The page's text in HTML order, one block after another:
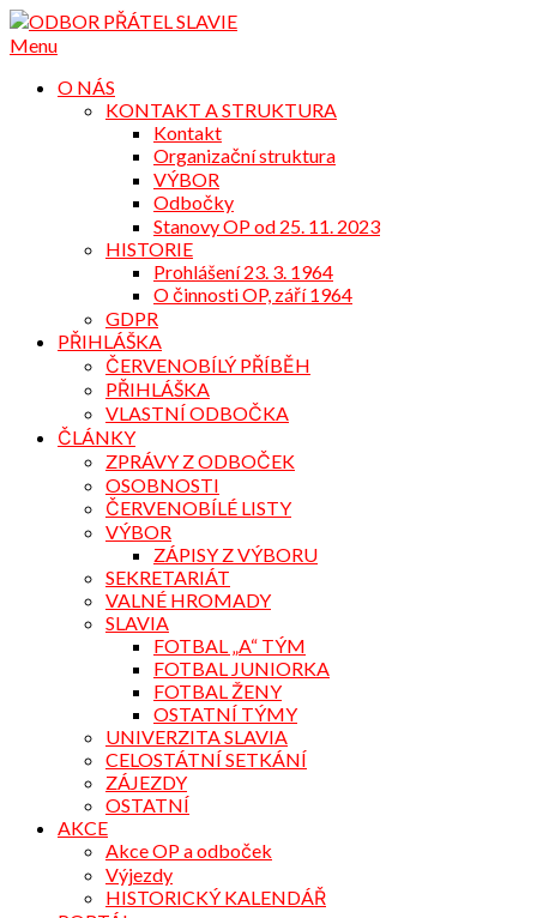
Přejdi
na
Menu
O NÁS
KONTAKT A STRUKTURA
Kontakt
Organizační struktura
VÝBOR
Odbočky
Stanovy OP od 25. 11. 2023
HISTORIE
Prohlášení 23. 3. 1964
O činnosti OP, září 1964
GDPR
PŘIHLÁŠKA
ČERVENOBÍLÝ PŘÍBĚH
PŘIHLÁŠKA
VLASTNÍ ODBOČKA
ČLÁNKY
ZPRÁVY Z ODBOČEK
OSOBNOSTI
ČERVENOBÍLÉ LISTY
VÝBOR
ZÁPISY Z VÝBORU
SEKRETARIÁT
VALNÉ HROMADY
SLAVIA
FOTBAL „A“ TÝM
FOTBAL JUNIORKA
FOTBAL ŽENY
OSTATNÍ TÝMY
UNIVERZITA SLAVIA
CELOSTÁTNÍ SETKÁNÍ
ZÁJEZDY
OSTATNÍ
AKCE
Akce OP a odboček
Výjezdy
HISTORICKÝ KALENDÁŘ